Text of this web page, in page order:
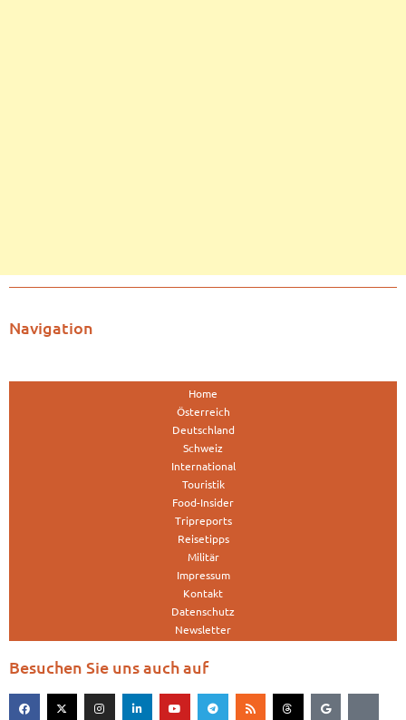
Navigation
Home
Österreich
Deutschland
Schweiz
International
Touristik
Food-Insider
Tripreports
Reisetipps
Militär
Impressum
Kontakt
Datenschutz
Newsletter
Besuchen Sie uns auch auf